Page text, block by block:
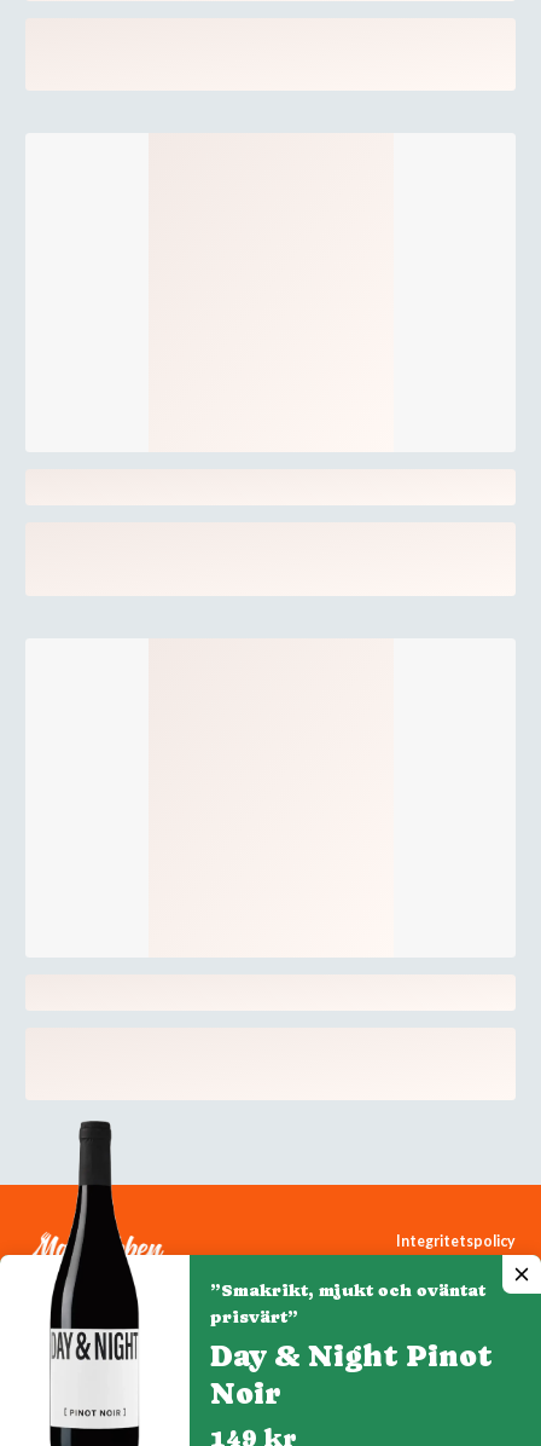
Integritetspolicy
Cookiepolicy
Denna webbplats drivs av Vinklubben i Norden AB
© 2026 mytaste.se
”Smakrikt, mjukt och oväntat
prisvärt”
Day & Night Pinot
Noir
149 kr